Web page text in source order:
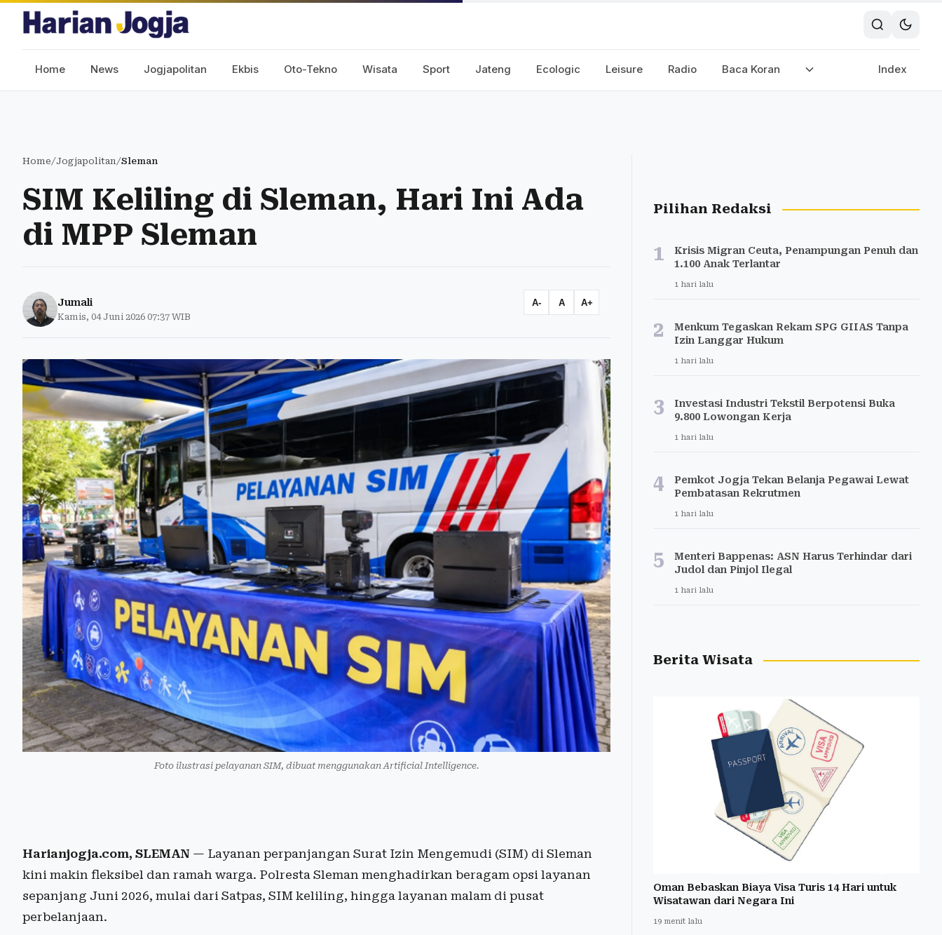
Home News Jogjapolitan Ekbis Oto-Tekno Wisata Sport Jateng Ecologic Leisure Radio Baca Koran Index
Home/Jogjapolitan/Sleman
SIM Keliling di Sleman, Hari Ini Ada
di MPP Sleman
Jumali
Kamis, 04 Juni 2026 07:37 WIB
A- A A+
Foto ilustrasi pelayanan SIM, dibuat menggunakan Artificial Intelligence.
Harianjogja.com, SLEMAN — Layanan perpanjangan Surat Izin Mengemudi (SIM) di Sleman
kini makin fleksibel dan ramah warga. Polresta Sleman menghadirkan beragam opsi layanan
sepanjang Juni 2026, mulai dari Satpas, SIM keliling, hingga layanan malam di pusat
perbelanjaan.
Pilihan Redaksi
1
Krisis Migran Ceuta, Penampungan Penuh dan
1.100 Anak Terlantar
1 hari lalu
2
Menkum Tegaskan Rekam SPG GIIAS Tanpa
Izin Langgar Hukum
1 hari lalu
3
Investasi Industri Tekstil Berpotensi Buka
9.800 Lowongan Kerja
1 hari lalu
4
Pemkot Jogja Tekan Belanja Pegawai Lewat
Pembatasan Rekrutmen
1 hari lalu
5
Menteri Bappenas: ASN Harus Terhindar dari
Judol dan Pinjol Ilegal
1 hari lalu
Berita Wisata
Oman Bebaskan Biaya Visa Turis 14 Hari untuk
Wisatawan dari Negara Ini
19 menit lalu